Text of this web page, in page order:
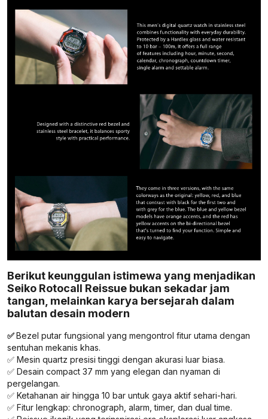
Berikut keunggulan istimewa yang menjadikan
Seiko Rotocall Reissue bukan sekadar jam
tangan, melainkan karya bersejarah dalam
balutan desain modern
✅Bezel putar fungsional yang mengontrol fitur utama dengan
sentuhan mekanis khas.
✅ Mesin quartz presisi tinggi dengan akurasi luar biasa.
✅ Desain compact 37 mm yang elegan dan nyaman di
pergelangan.
✅ Ketahanan air hingga 10 bar untuk gaya aktif sehari-hari.
✅ Fitur lengkap: chronograph, alarm, timer, dan dual time.